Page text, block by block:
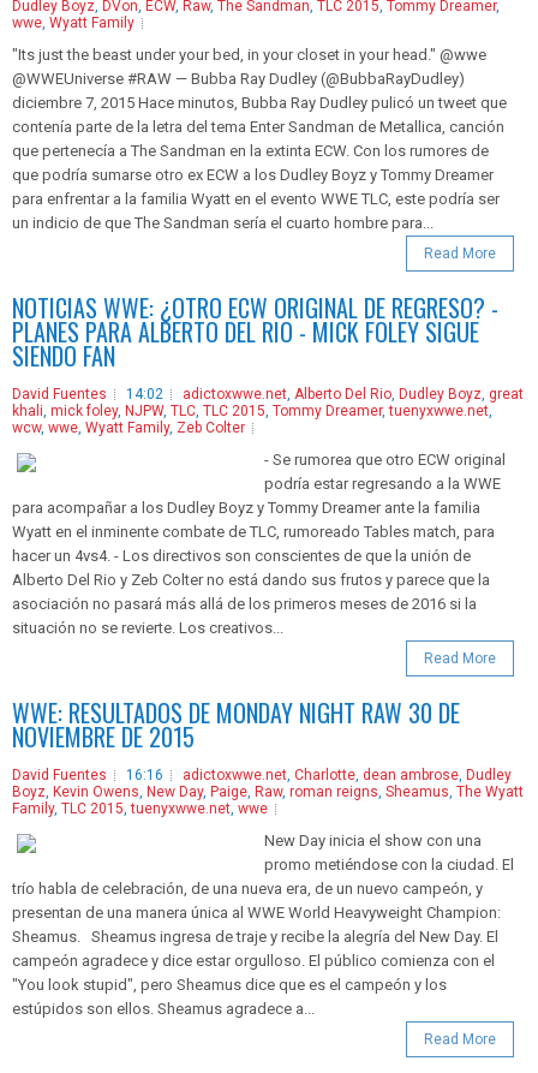
Dudley Boyz DVon ECW, Raw, The Sandman TLC 2015 Tommy Dreamer,
wwe Wyatt Family
"Its just the beast under your bed, in your closet in your head." @wwe
@WWEUniverse #RAW — Bubba Ray Dudley (@BubbaRayDudley)
diciembre 7, 2015 Hace minutos, Bubba Ray Dudley pulicó un tweet que
contenía parte de la letra del tema Enter Sandman de Metallica, canción
que pertenecía a The Sandman en la extinta ECW. Con los rumores de
que podría sumarse otro ex ECW a los Dudley Boyz y Tommy Dreamer
para enfrentar a la familia Wyatt en el evento WWE TLC, este podría ser
un indicio de que The Sandman sería el cuarto hombre para...
Read More
NOTICIAS WWE: ¿OTRO ECW ORIGINAL DE REGRESO? -
PLANES PARA ALBERTO DEL RIO - MICK FOLEY SIGUE
SIENDO FAN
David Fuentes 14:02 adictoxwwe.net Alberto Del Rio Dudley Boyz great
khali mick foley, NJPW, TLC TLC 2015 Tommy Dreamer,tuenyxwwe.net
wcw, wwe Wyatt Family, Zeb Colter
- Se rumorea que otro ECW original
podría estar regresando a la WWE
para acompañar a los Dudley Boyz y Tommy Dreamer ante la familia
Wyatt en el inminente combate de TLC, rumoreado Tables match, para
hacer un 4vs4. - Los directivos son conscientes de que la unión de
Alberto Del Rio y Zeb Colter no está dando sus frutos y parece que la
asociación no pasará más allá de los primeros meses de 2016 si la
situación no se revierte. Los creativos...
Read More
WWE: RESULTADOS DE MONDAY NIGHT RAW 30 DE
NOVIEMBRE DE 2015
David Fuentes 16:16 adictoxwwe.net Charlotte dean ambrose Dudley
Boyz Kevin Owens New Day, Paige Raw, roman reigns Sheamus The Wyatt
Family, TLC 2015 ,tuenyxwwe.net wwe
New Day inicia el show con una
promo metiéndose con la ciudad. El
trío habla de celebración, de una nueva era, de un nuevo campeón, y
presentan de una manera única al WWE World Heavyweight Champion:
Sheamus. Sheamus ingresa de traje y recibe la alegría del New Day. El
campeón agradece y dice estar orgulloso. El público comienza con el
"You look stupid", pero Sheamus dice que es el campeón y los
estúpidos son ellos. Sheamus agradece a...
Read More